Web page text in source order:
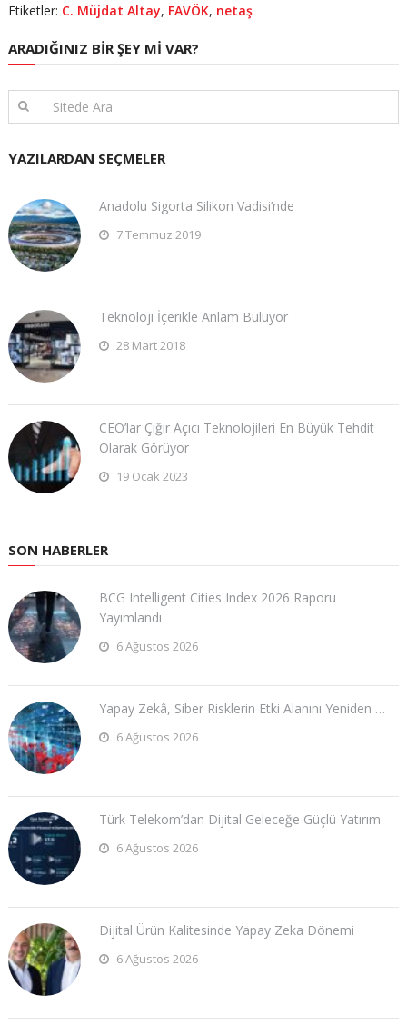
Etiketler: C. Müjdat Altay, FAVÖK, netaş
ARADIĞINIZ BIR ŞEY MI VAR?
YAZILARDAN SEÇMELER
Anadolu Sigorta Silikon Vadisi’nde
7 Temmuz 2019
Teknoloji İçerikle Anlam Buluyor
28 Mart 2018
CEO’lar Çığır Açıcı Teknolojileri En Büyük Tehdit
Olarak Görüyor
19 Ocak 2023
SON HABERLER
BCG Intelligent Cities Index 2026 Raporu
Yayımlandı
6 Ağustos 2026
Yapay Zekâ, Siber Risklerin Etki Alanını Yeniden …
6 Ağustos 2026
Türk Telekom’dan Dijital Geleceğe Güçlü Yatırım
6 Ağustos 2026
Dijital Ürün Kalitesinde Yapay Zeka Dönemi
6 Ağustos 2026